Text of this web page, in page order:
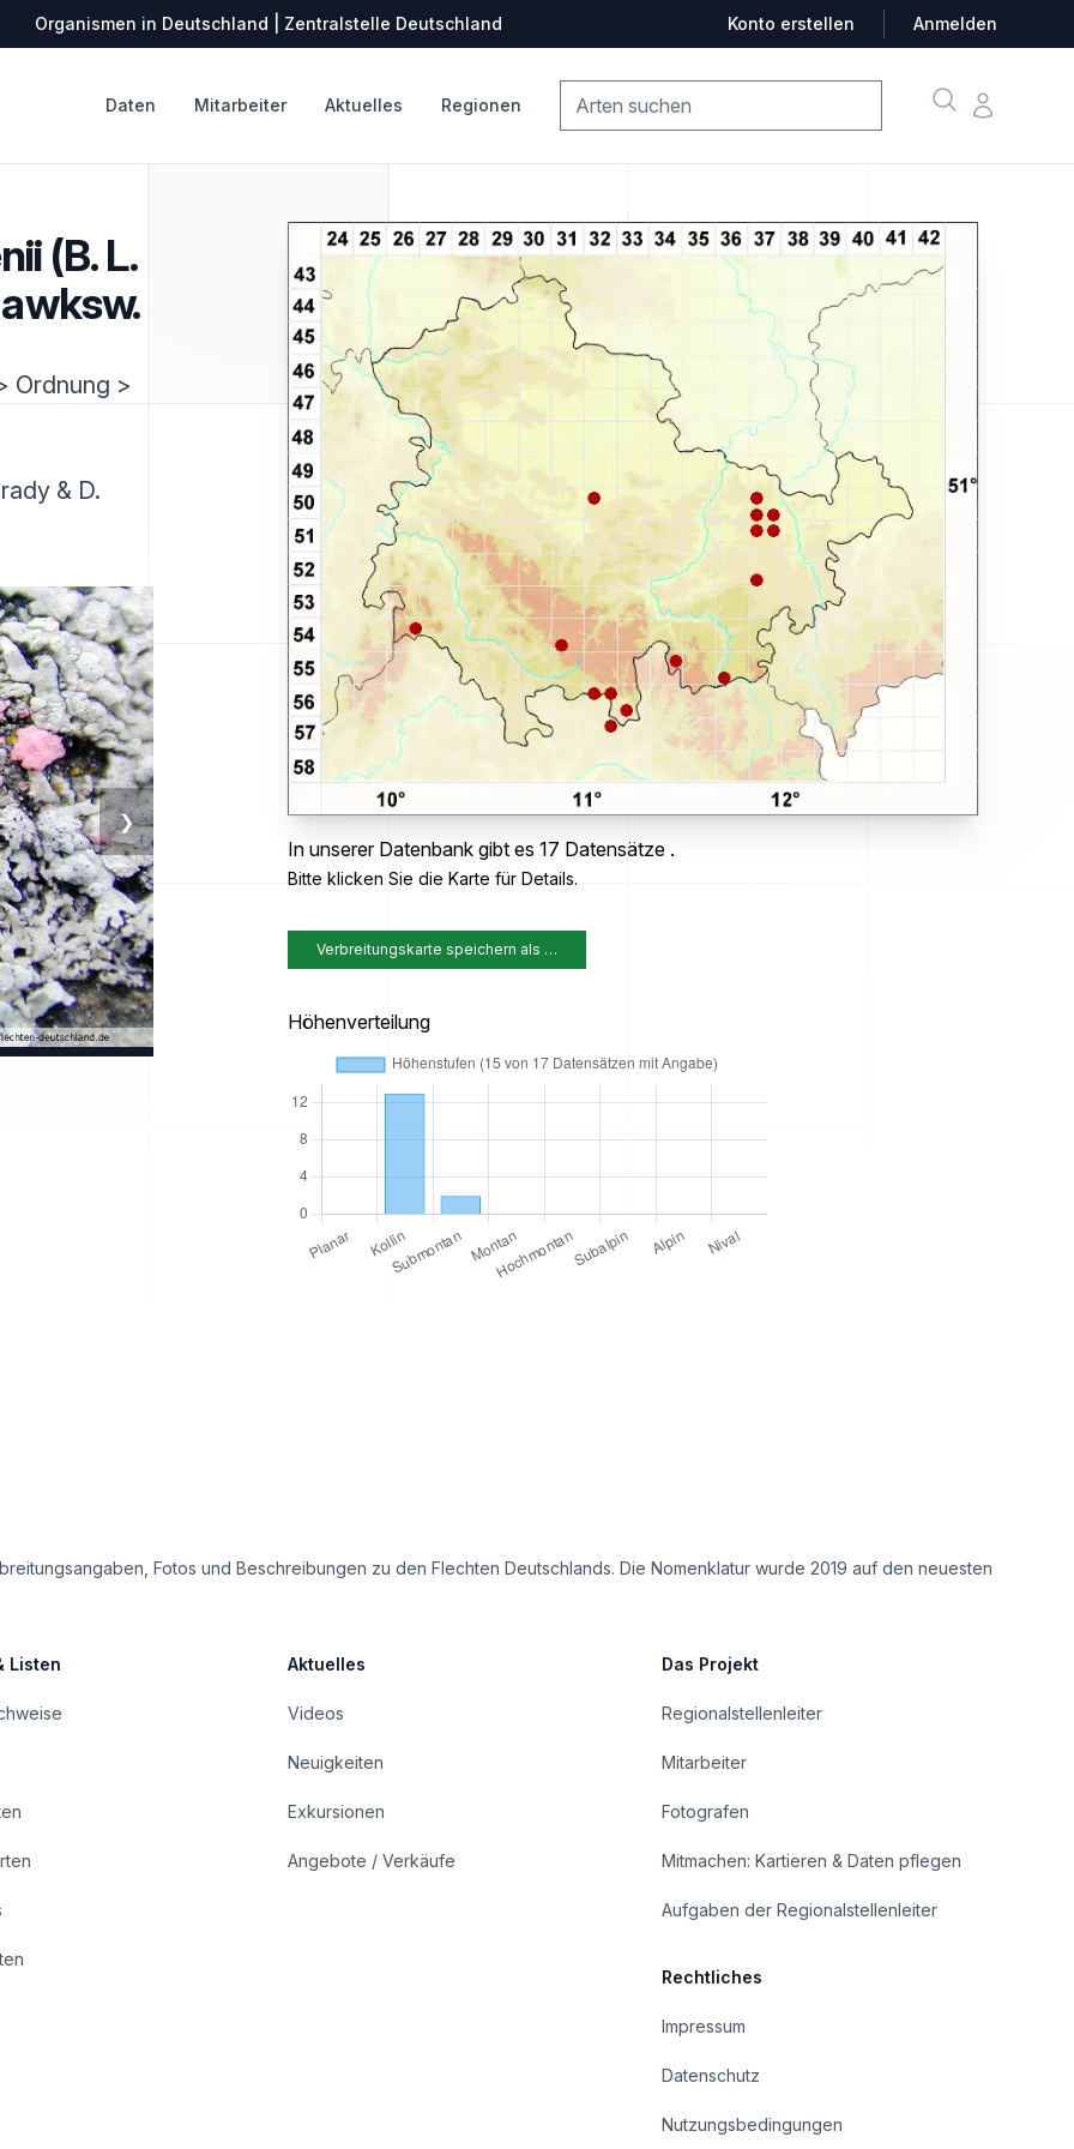
Organismen in Deutschland | Zentralstelle Deutschland Konto erstellen Anmelden
Daten Mitarbeiter Aktuelles Regionen SucheKonto
(B. L.
Ordnung >
& D.
❯
In unserer Datenbank gibt es 17 Datensätze .
Bitte klicken Sie die Karte für Details.
Verbreitungskarte speichern als …
Höhenverteilung
Fotos und Beschreibungen zu den Flechten Deutschlands. Die Nomenklatur wurde 2019 auf den neuesten
Listen Aktuelles
Videos
Neuigkeiten
Exkursionen
Angebote / Verkäufe
Das Projekt
Regionalstellenleiter
Mitarbeiter
Fotografen
Mitmachen: Kartieren & Daten pflegen
Aufgaben der Regionalstellenleiter
Rechtliches
Impressum
Datenschutz
Nutzungsbedingungen